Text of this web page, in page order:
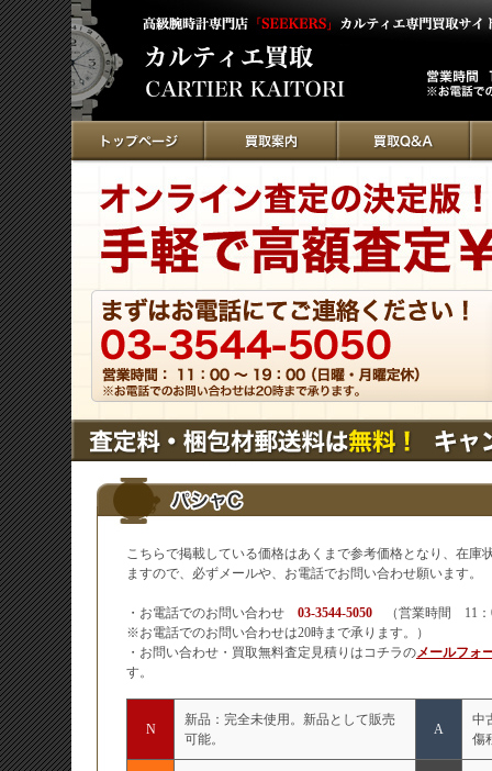
こちらで掲載している価格はあくまで参考価格となり、在庫
ますので、必ずメールや、お電話でお問い合わせ願います。
・お電話でのお問い合わせ 03-3544-5050 （営業時間 11
※お電話でのお問い合わせは20時まで承ります。）
・お問い合わせ・買取無料査定見積りはコチラのメールフォ
す。
N
新品：完全未使用。新品として販売
可能。
A
中
傷